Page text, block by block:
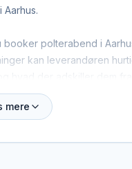
Aarhus.
booker polterabend i
kan leverandøren
dækker både centrum og
ramme i tankerne.
mere